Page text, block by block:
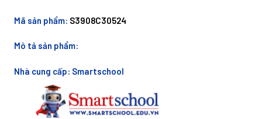
Mã sản phẩm: S3908C30524
Mô tả sản phẩm:
Nhà cung cấp: Smartschool